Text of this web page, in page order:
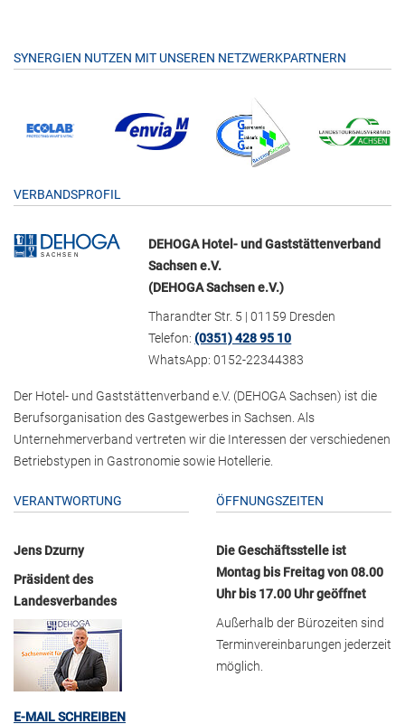
SYNERGIEN NUTZEN MIT UNSEREN NETZWERKPARTNERN
VERBANDSPROFIL
DEHOGA Hotel- und Gaststättenverband
Sachsen e.V.
(DEHOGA Sachsen e.V.)
Tharandter Str. 5 | 01159 Dresden
Telefon:(0351) 428 95 10
WhatsApp: 0152-22344383
Der Hotel- und Gaststättenverband e.V. (DEHOGA Sachsen) ist die
Berufsorganisation des Gastgewerbes in Sachsen. Als
Unternehmerverband vertreten wir die Interessen der verschiedenen
Betriebstypen in Gastronomie sowie Hotellerie.
VERANTWORTUNG
Jens Dzurny
Präsident des
Landesverbandes
E-MAIL SCHREIBEN
ÖFFNUNGSZEITEN
Die Geschäftsstelle ist
Montag bis Freitag von 08.00
Uhr bis 17.00 Uhr geöffnet
Außerhalb der Bürozeiten sind
Terminvereinbarungen jederzeit
möglich.